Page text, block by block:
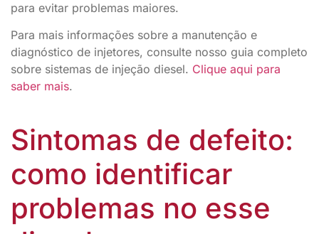
para evitar problemas maiores.
Para mais informações sobre a manutenção e
diagnóstico de injetores, consulte nosso guia completo
sobre sistemas de injeção diesel. Clique aqui para
saber mais.
Sintomas de defeito:
como identificar
problemas no esse